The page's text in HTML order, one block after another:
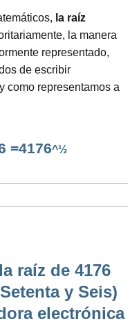
la raíz
la manera
representado,
de escribir
como representamos a
=4176^½
raíz de 4176
y Seis)
electrónica